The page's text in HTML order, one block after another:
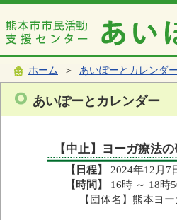
ホーム ＞ あいぽーとカレンダー
あいぽーとカレンダー
【中止】ヨーガ療法
【日程】
2024年12月7
【時間】
16時 ～ 18時
【団体名】熊本ヨ